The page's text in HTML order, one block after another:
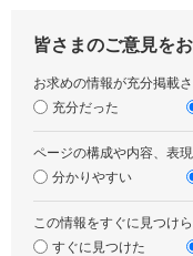
皆さまのご意見を
お求めの情報が充分掲載
充分だった
ページの構成や内容、表
分かりやすい
この情報をすぐに見つけ
すぐに見つけた